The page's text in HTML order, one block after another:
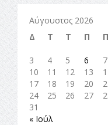
Αύγουστος 2026
Δ
Τ Τ Π Π
3
4 5 6 7
10
11 12 13
17
18 19 20
24
25 26 27
31
« Ιούλ